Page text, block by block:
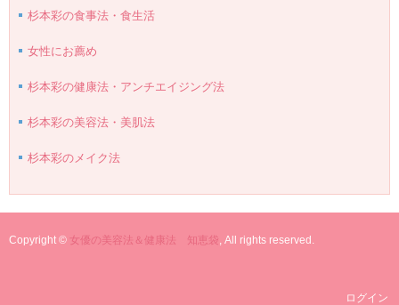
杉本彩の食事法・食生活
女性にお薦め
杉本彩の健康法・アンチエイジング法
杉本彩の美容法・美肌法
杉本彩のメイク法
Copyright © 女優の美容法＆健康法 知恵袋, All rights reserved.
ログイン